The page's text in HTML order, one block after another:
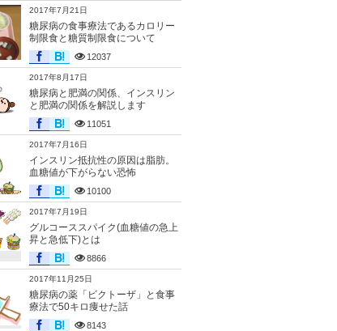
2017年7月21日
糖尿病の食事療法であるカロリー
制限食と糖質制限食について
12037
2017年8月17日
糖尿病と肥満の関係、インスリン
と肥満の関係を解説します
11051
2017年7月16日
インスリン抵抗性の原因は脂肪。
血糖値が下がらない恐怖
10100
2017年7月19日
グルコーススパイク(血糖値の急上
昇と急低下)とは
8866
2017年11月25日
糖尿病の薬「ビクトーザ」と食事
療法で50キロ痩せた話
8143